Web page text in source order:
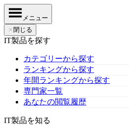
メニュー
✕ 閉じる
IT製品を探す
カテゴリーから探す
ランキングから探す
年間ランキングから探す
専門家一覧
あなたの閲覧履歴
IT製品を知る